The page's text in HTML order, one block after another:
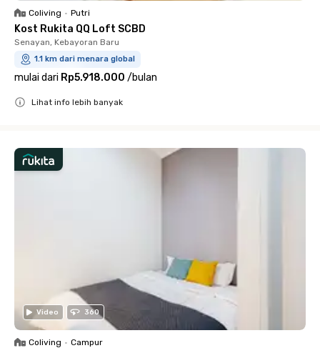
Coliving • Putri
Kost Rukita QQ Loft SCBD
Senayan, Kebayoran Baru
1.1 km dari menara global
mulai dari Rp5.918.000 /bulan
Lihat info lebih banyak
Video 360
Coliving • Campur